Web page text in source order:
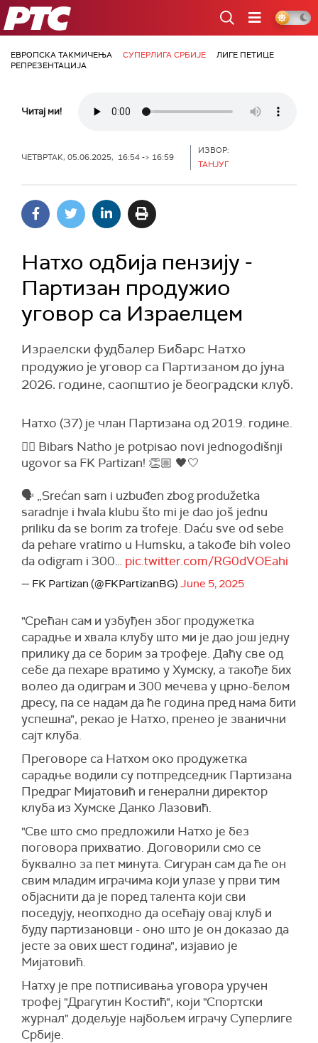
РТС
ЕВРОПСКА ТАКМИЧЕЊА СУПЕРЛИГА СРБИЈЕ
ЛИГЕ ПЕТИЦЕ
РЕПРЕЗЕНТАЦИЈА
Читај ми!
ЧЕТВРТАК, 05.06.2025, 16:54 -> 16:59
ИЗВОР:
ТАНЈУГ
Натхо одбија пензију -
Партизан продужио
уговор са Израелцем
Израелски фудбалер Бибарс Натхо
продужио је уговор са Партизаном до јуна
2026. године, саопштио је београдски клуб.
Натхо (37) је члан Партизана од 2019. године.
✍🏼 Bibars Natho je potpisao novi jednogodišnji
ugovor sa FK Partizan! 👏🏼 🖤🤍
🗣️ „Srećan sam i uzbuđen zbog produžetka
saradnje i hvala klubu što mi je dao još jednu
priliku da se borim za trofeje. Daću sve od sebe
da pehare vratimo u Humsku, a takođe bih voleo
da odigram i 300… pic.twitter.com/RG0dVOEahi
— FK Partizan (@FKPartizanBG) June 5, 2025
"Срећан сам и узбуђен због продужетка
сарадње и хвала клубу што ми је дао још једну
прилику да се борим за трофеје. Даћу све од
себе да пехаре вратимо у Хумску, а такође бих
волео да одиграм и 300 мечева у црно-белом
дресу, па се надам да ће година пред нама бити
успешна", рекао је Натхо, пренео је званични
сајт клуба.
Преговоре са Натхом око продужетка
сарадње водили су потпредседник Партизана
Предраг Мијатовић и генерални директор
клуба из Хумске Данко Лазовић.
"Све што смо предложили Натхо је без
поговора прихватио. Договорили смо се
буквално за пет минута. Сигуран сам да ће он
свим младим играчима који улазе у први тим
објаснити да је поред талента који сви
поседују, неопходно да осећају овај клуб и
буду партизановци - оно што је он доказао да
јесте за ових шест година", изјавио је
Мијатовић.
Натху је пре потписивања уговора уручен
трофеј "Драгутин Костић", који "Спортски
журнал" додељује најбољем играчу Суперлиге
Србије.